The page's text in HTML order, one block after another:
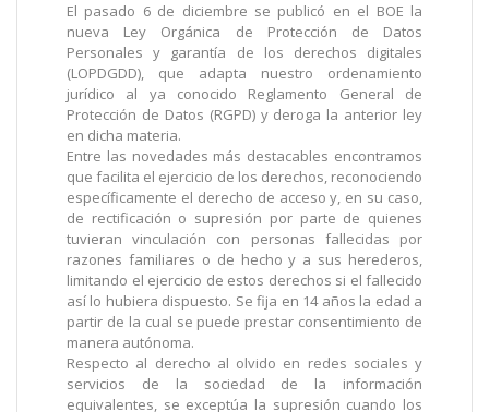
El pasado 6 de diciembre se publicó en el BOE la
nueva Ley Orgánica de Protección de Datos
Personales y garantía de los derechos digitales
(LOPDGDD), que adapta nuestro ordenamiento
jurídico al ya conocido Reglamento General de
Protección de Datos (RGPD) y deroga la anterior ley
en dicha materia.
Entre las novedades más destacables encontramos
que facilita el ejercicio de los derechos, reconociendo
específicamente el derecho de acceso y, en su caso,
de rectificación o supresión por parte de quienes
tuvieran vinculación con personas fallecidas por
razones familiares o de hecho y a sus herederos,
limitando el ejercicio de estos derechos si el fallecido
así lo hubiera dispuesto. Se fija en 14 años la edad a
partir de la cual se puede prestar consentimiento de
manera autónoma.
Respecto al derecho al olvido en redes sociales y
servicios de la sociedad de la información
equivalentes, se exceptúa la supresión cuando los